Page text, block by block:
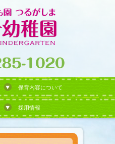
保育内容について
採用情報